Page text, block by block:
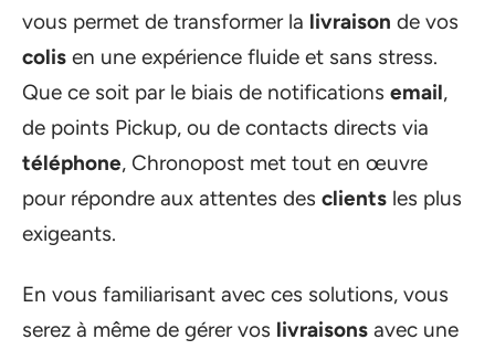
vous permet de transformer la livraison de vos
colis en une expérience fluide et sans stress.
Que ce soit par le biais de notifications email,
de points Pickup, ou de contacts directs via
téléphone, Chronopost met tout en œuvre
pour répondre aux attentes des clients les plus
exigeants.
En vous familiarisant avec ces solutions, vous
serez à même de gérer vos livraisons avec une